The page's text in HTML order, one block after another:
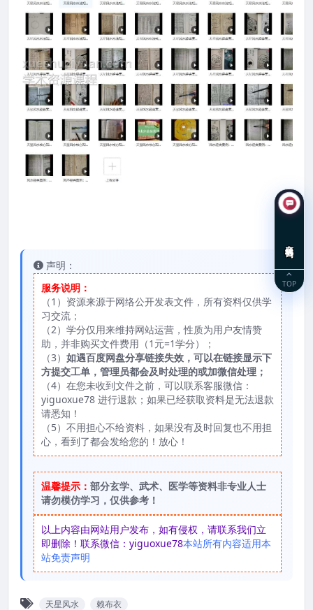
声明：
服务说明：
（1）资源来源于网络公开发表文件，所有资料仅供学
习交流；
（2）学分仅用来维持网站运营，性质为用户友情赞
助，并非购买文件费用（1元=1学分）；
（3） 如遇百度网盘分享链接失效，可以在链接显示下
方提交工单，管理员都会及时处理的或加微信处理；
（4）在您未收到文件之前，可以联系客服微信：
yiguoxue78 进行退款；如果已经获取资料是无法退款
请悉知！
（5）不用担心不给资料，如果没有及时回复也不用担
心，看到了都会发给您的！放心！
温馨提示： 部分玄学、武术、医学等资料非专业人士
请勿模仿学习，仅供参考！
以上内容由网站用户发布，如有侵权，请联系我们立
即删除！联系微信：yiguoxue78本站所有内容适用本
站免责声明
天星风水 赖布衣
TOP